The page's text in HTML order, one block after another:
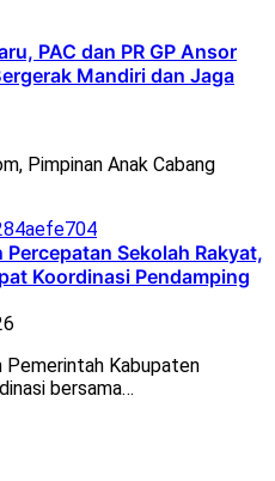
PAC dan PR GP Ansor
Mandiri dan Jaga
Pimpinan Anak Cabang
Sekolah Rakyat,
Koordinasi Pendamping
Pemerintah Kabupaten
bersama…